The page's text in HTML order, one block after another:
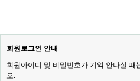
회원로그인 안내
회원아이디 및 비밀번호가 기억 안나실 때
오.